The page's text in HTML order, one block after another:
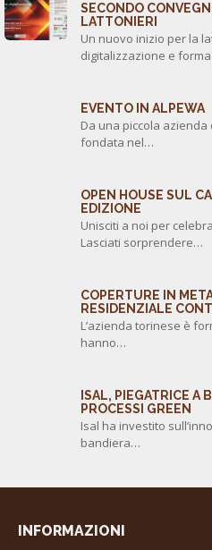
SECONDO
LATTONIERI
Un nuovo inizio per la
digitalizzazione e
EVENTO IN ALPEWA
Da una piccola
fondata nel…
OPEN HOUSE SUL
EDIZIONE
Unisciti a noi per
Lasciati sorprendere…
COPERTURE IN
RESIDENZIALE
L’azienda torinese è
hanno…
ISAL, PIEGATRICE A
PROCESSI GREEN
Isal ha investito
bandiera…
INFORMAZIONI